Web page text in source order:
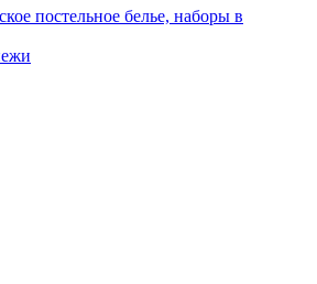
постельное белье, наборы в